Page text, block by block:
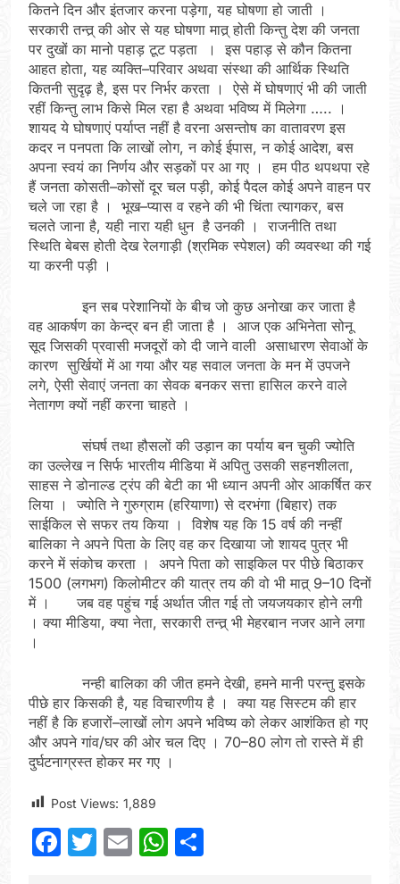
कितने दिन और इंतजार करना पड़ेगा, यह घोषणा हो जाती ।
सरकारी तन्त्र् की ओर से यह घोषणा मात्र् होती किन्तु देश की जनता
पर दुखों का मानो पहाड़ टूट पड़ता । इस पहाड़ से कौन कितना
आहत होता, यह व्यक्ति–परिवार अथवा संस्था की आर्थिक स्थिति
कितनी सुदृढ़ है, इस पर निर्भर करता । ऐसे में घोषणाएं भी की जाती
रहीं किन्तु लाभ किसे मिल रहा है अथवा भविष्य में मिलेगा ….. ।
शायद ये घोषणाएं पर्याप्त नहीं है वरना असन्तोष का वातावरण इस
कदर न पनपता कि लाखों लोग, न कोई ईपास, न कोई आदेश, बस
अपना स्वयं का निर्णय और सड़कों पर आ गए । हम पीठ थपथपा रहे
हैं जनता कोसती–कोसों दूर चल पड़ी, कोई पैदल कोई अपने वाहन पर
चले जा रहा है । भूख–प्यास व रहने की भी चिंता त्यागकर, बस
चलते जाना है, यही नारा यही धुन है उनकी । राजनीति तथा
स्थिति बेबस होती देख रेलगाड़ी (श्रमिक स्पेशल) की व्यवस्था की गई
या करनी पड़ी ।
इन सब परेशानियों के बीच जो कुछ अनोखा कर जाता है
वह आकर्षण का केन्द्र बन ही जाता है । आज एक अभिनेता सोनू
सूद जिसकी प्रवासी मजदूरों को दी जाने वाली असाधारण सेवाओं के
कारण सुर्खियों में आ गया और यह सवाल जनता के मन में उपजने
लगे, ऐसी सेवाएं जनता का सेवक बनकर सत्ता हासिल करने वाले
नेतागण क्यों नहीं करना चाहते ।
संघर्ष तथा हौसलों की उड़ान का पर्याय बन चुकी ज्योति
का उल्लेख न सिर्फ भारतीय मीडिया में अपितु उसकी सहनशीलता,
साहस ने डोनाल्ड ट्रंप की बेटी का भी ध्यान अपनी ओर आकर्षित कर
लिया । ज्योति ने गुरुग्राम (हरियाणा) से दरभंगा (बिहार) तक
साईकिल से सफर तय किया । विशेष यह कि 15 वर्ष की नन्हीं
बालिका ने अपने पिता के लिए वह कर दिखाया जो शायद पुत्र भी
करने में संकोच करता । अपने पिता को साइकिल पर पीछे बिठाकर
1500 (लगभग) किलोमीटर की यात्र तय की वो भी मात्र् 9–10 दिनों
में । जब वह पहुंच गई अर्थात जीत गई तो जयजयकार होने लगी
। क्या मीडिया, क्या नेता, सरकारी तन्त्र् भी मेहरबान नजर आने लगा
।
नन्ही बालिका की जीत हमने देखी, हमने मानी परन्तु इसके
पीछे हार किसकी है, यह विचारणीय है । क्या यह सिस्टम की हार
नहीं है कि हजारों–लाखों लोग अपने भविष्य को लेकर आशंकित हो गए
और अपने गांव/घर की ओर चल दिए । 70–80 लोग तो रास्ते में ही
दुर्घटनाग्रस्त होकर मर गए ।
Post Views: 1,889
Facebook
Twitter
EmailWhatsApp